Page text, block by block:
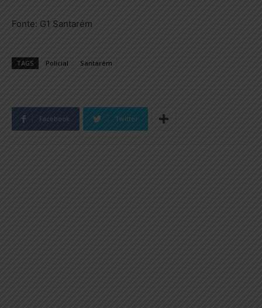
Fonte: G1 Santarém
TAGS Policial Santarém
Facebook Twitter